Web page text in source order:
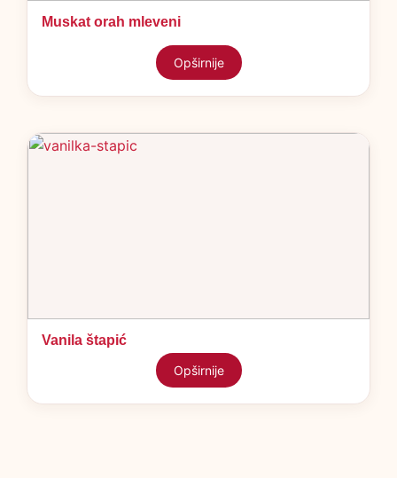
Muskat orah mleveni
Opširnije
Vanila štapić
Opširnije